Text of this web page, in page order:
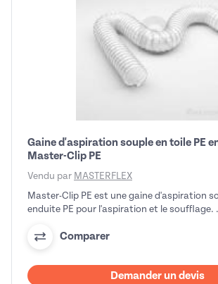
Gaine d'aspiration souple en toile PE
Master-Clip PE
Vendu par MASTERFLEX
Master-Clip PE est une gaine d'aspiration
enduite PE pour l'aspiration et le soufflage.
Comparer
Demander un devis